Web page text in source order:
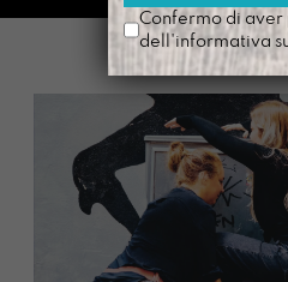
Confermo di aver
dell'informativa